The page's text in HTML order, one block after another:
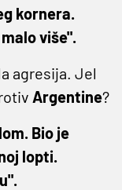
kornera.
više".
agresija. Jel
Argentine?
Bio je
lopti.